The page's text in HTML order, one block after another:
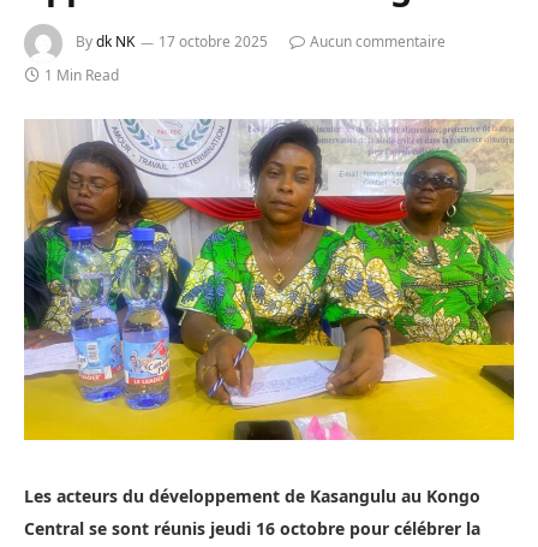
Bydk NK 17 octobre 2025
Aucun commentaire
1 Min Read
Les acteurs du développement de Kasangulu au Kongo
Central se sont réunis jeudi 16 octobre pour célébrer la